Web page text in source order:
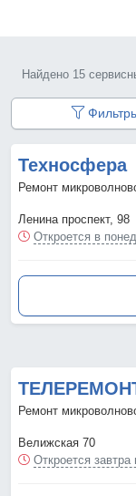
Найдено 15
Техносфера
Ремонт
Ленина проспект, 98
Откроется в
Ремонт
Велижская 70
Откроется завтра